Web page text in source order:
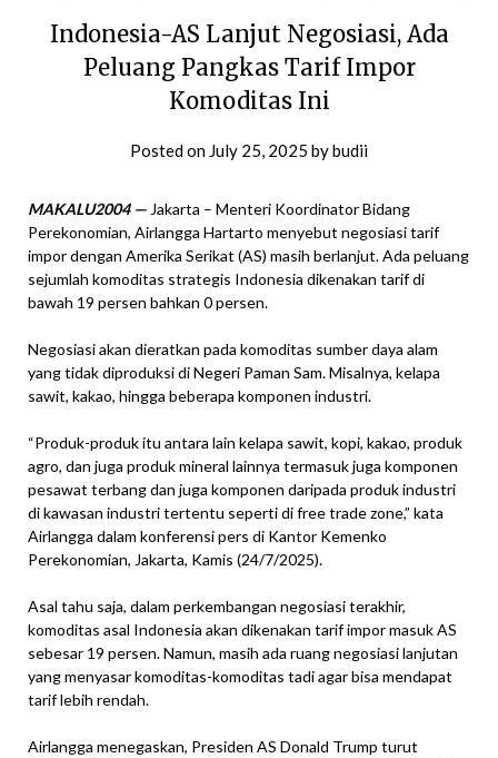
Indonesia-AS Lanjut Negosiasi, Ada
Peluang Pangkas Tarif Impor
Komoditas Ini
Posted on July 25, 2025 bybudii
MAKALU2004 — Jakarta – Menteri Koordinator Bidang
Perekonomian, Airlangga Hartarto menyebut negosiasi tarif
impor dengan Amerika Serikat (AS) masih berlanjut. Ada peluang
sejumlah komoditas strategis Indonesia dikenakan tarif di
bawah 19 persen bahkan 0 persen.
Negosiasi akan dieratkan pada komoditas sumber daya alam
yang tidak diproduksi di Negeri Paman Sam. Misalnya, kelapa
sawit, kakao, hingga beberapa komponen industri.
“Produk-produk itu antara lain kelapa sawit, kopi, kakao, produk
agro, dan juga produk mineral lainnya termasuk juga komponen
pesawat terbang dan juga komponen daripada produk industri
di kawasan industri tertentu seperti di free trade zone,” kata
Airlangga dalam konferensi pers di Kantor Kemenko
Perekonomian, Jakarta, Kamis (24/7/2025).
Asal tahu saja, dalam perkembangan negosiasi terakhir,
komoditas asal Indonesia akan dikenakan tarif impor masuk AS
sebesar 19 persen. Namun, masih ada ruang negosiasi lanjutan
yang menyasar komoditas-komoditas tadi agar bisa mendapat
tarif lebih rendah.
Airlangga menegaskan, Presiden AS Donald Trump turut